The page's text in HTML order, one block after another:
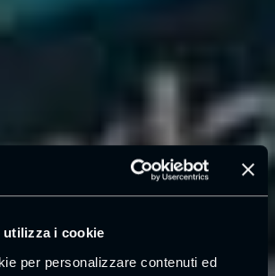
i cookie
per personalizzare contenuti ed